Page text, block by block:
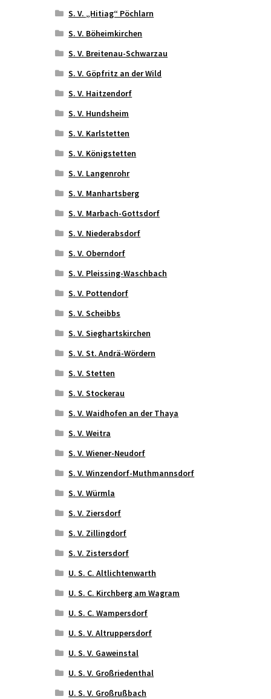
S. V. „Hitiag“ Pöchlarn
S. V. Böheimkirchen
S. V. Breitenau-Schwarzau
S. V. Göpfritz an der Wild
S. V. Haitzendorf
S. V. Hundsheim
S. V. Karlstetten
S. V. Königstetten
S. V. Langenrohr
S. V. Manhartsberg
S. V. Marbach-Gottsdorf
S. V. Niederabsdorf
S. V. Oberndorf
S. V. Pleissing-Waschbach
S. V. Pottendorf
S. V. Scheibbs
S. V. Sieghartskirchen
S. V. St. Andrä-Wördern
S. V. Stetten
S. V. Stockerau
S. V. Waidhofen an der Thaya
S. V. Weitra
S. V. Wiener-Neudorf
S. V. Winzendorf-Muthmannsdorf
S. V. Würmla
S. V. Ziersdorf
S. V. Zillingdorf
S. V. Zistersdorf
U. S. C. Altlichtenwarth
U. S. C. Kirchberg am Wagram
U. S. C. Wampersdorf
U. S. V. Altruppersdorf
U. S. V. Gaweinstal
U. S. V. Großriedenthal
U. S. V. Großrußbach